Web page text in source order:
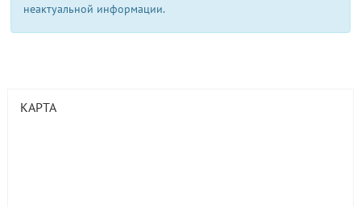
неактуальной информации.
КАРТА